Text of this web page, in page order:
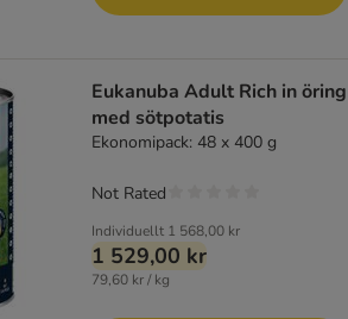
Eukanuba Adult Rich in öring
med sötpotatis
Ekonomipack: 48 x 400 g
Individuellt 1 568,00 kr
1 529,00 kr
79,60 kr / kg
Not Rated